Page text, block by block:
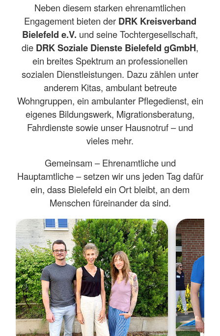
Neben diesem starken ehrenamtlichen
Engagement bieten der DRK Kreisverband
Bielefeld e.V. und seine Tochtergesellschaft,
die DRK Soziale Dienste Bielefeld gGmbH,
ein breites Spektrum an professionellen
sozialen Dienstleistungen. Dazu zählen unter
anderem Kitas, ambulant betreute
Wohngruppen, ein ambulanter Pflegedienst, ein
eigenes Bildungswerk, Migrationsberatung,
Fahrdienste sowie unser Hausnotruf – und
vieles mehr.
Gemeinsam – Ehrenamtliche und
Hauptamtliche – setzen wir uns jeden Tag dafür
ein, dass Bielefeld ein Ort bleibt, an dem
Menschen füreinander da sind.